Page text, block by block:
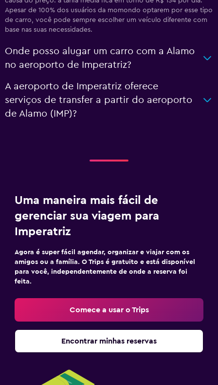
Apesar de 100% dos usuários da momondo optarem por esse tipo
de carro, você pode sempre escolher um veículo diferente com
base nas suas necessidades.
Onde posso alugar um carro com a Alamo
no aeroporto de Imperatriz?
A aeroporto de Imperatriz oferece
serviços de transfer a partir do aeroporto
de Alamo (IMP)?
Uma maneira mais fácil de
gerenciar sua viagem para
Imperatriz
Agora é super fácil agendar, organizar e viajar com os
amigos ou a família. O Trips é gratuito e está disponível
para você, independentemente de onde a reserva foi
feita.
Comece a usar o Trips
Encontrar minhas reservas